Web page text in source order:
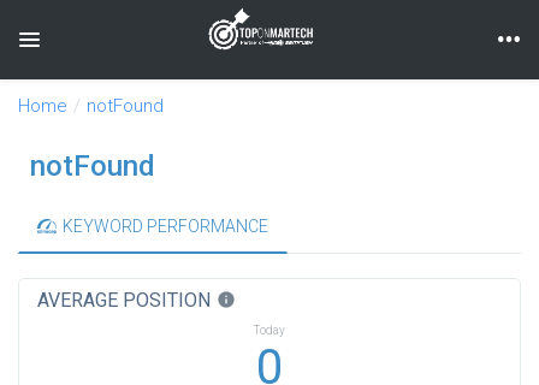
Toggle navigation
Home notFound
notFound
KEYWORD PERFORMANCE
AVERAGE POSITION info
Today
0